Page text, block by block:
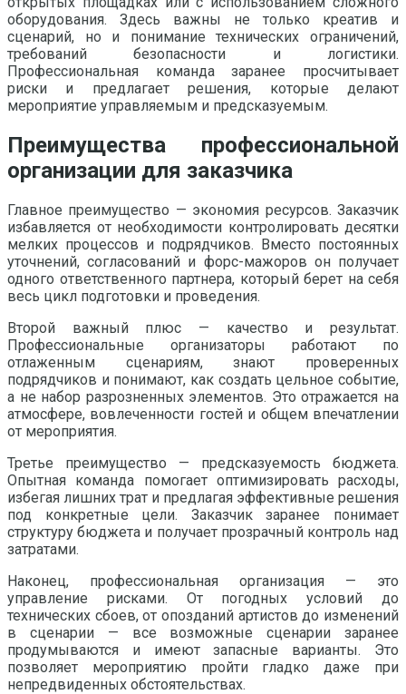
оборудования. Здесь важны не только креатив и
сценарий, но и понимание технических ограничений,
требований безопасности и логистики.
Профессиональная команда заранее просчитывает
риски и предлагает решения, которые делают
мероприятие управляемым и предсказуемым.
Преимущества профессиональной
организации для заказчика
Главное преимущество — экономия ресурсов. Заказчик
избавляется от необходимости контролировать десятки
мелких процессов и подрядчиков. Вместо постоянных
уточнений, согласований и форс-мажоров он получает
одного ответственного партнера, который берет на себя
весь цикл подготовки и проведения.
Второй важный плюс — качество и результат.
Профессиональные организаторы работают по
отлаженным сценариям, знают проверенных
подрядчиков и понимают, как создать цельное событие,
а не набор разрозненных элементов. Это отражается на
атмосфере, вовлеченности гостей и общем впечатлении
от мероприятия.
Третье преимущество — предсказуемость бюджета.
Опытная команда помогает оптимизировать расходы,
избегая лишних трат и предлагая эффективные решения
под конкретные цели. Заказчик заранее понимает
структуру бюджета и получает прозрачный контроль над
затратами.
Наконец, профессиональная организация — это
управление рисками. От погодных условий до
технических сбоев, от опозданий артистов до изменений
в сценарии — все возможные сценарии заранее
продумываются и имеют запасные варианты. Это
позволяет мероприятию пройти гладко даже при
непредвиденных обстоятельствах.